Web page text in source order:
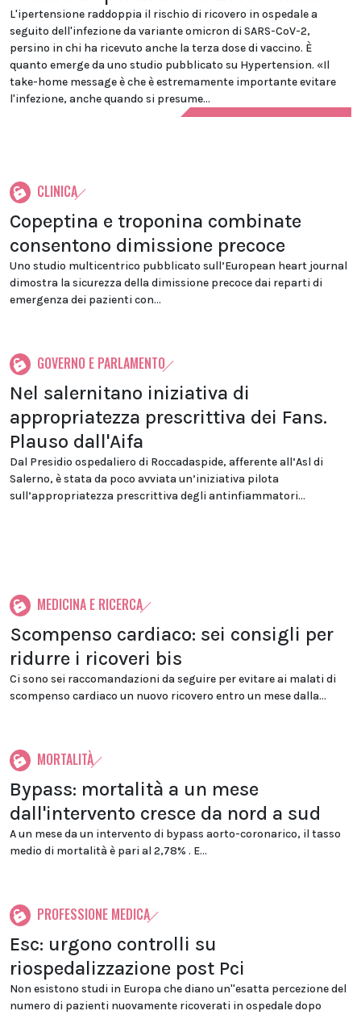
L'ipertensione raddoppia il rischio di ricovero in ospedale a
seguito dell'infezione da variante omicron di SARS-CoV-2,
persino in chi ha ricevuto anche la terza dose di vaccino. È
quanto emerge da uno studio pubblicato su Hypertension. «Il
take-home message è che è estremamente importante evitare
l'infezione, anche quando si presume...
CLINICA
Copeptina e troponina combinate
consentono dimissione precoce
Uno studio multicentrico pubblicato sull’European heart journal
dimostra la sicurezza della dimissione precoce dai reparti di
emergenza dei pazienti con...
GOVERNO E PARLAMENTO
Nel salernitano iniziativa di
appropriatezza prescrittiva dei Fans.
Plauso dall'Aifa
Dal Presidio ospedaliero di Roccadaspide, afferente all’Asl di
Salerno, è stata da poco avviata un’iniziativa pilota
sull’appropriatezza prescrittiva degli antinfiammatori...
MEDICINA E RICERCA
Scompenso cardiaco: sei consigli per
ridurre i ricoveri bis
Ci sono sei raccomandazioni da seguire per evitare ai malati di
scompenso cardiaco un nuovo ricovero entro un mese dalla...
MORTALITÀ
Bypass: mortalità a un mese
dall'intervento cresce da nord a sud
A un mese da un intervento di bypass aorto-coronarico, il tasso
medio di mortalità è pari al 2,78% . E...
PROFESSIONE MEDICA
Esc: urgono controlli su
riospedalizzazione post Pci
Non esistono studi in Europa che diano un''esatta percezione del
numero di pazienti nuovamente ricoverati in ospedale dopo